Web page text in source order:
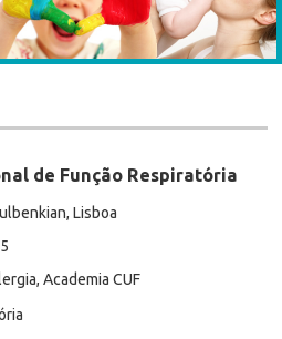
de Função Respiratória
Lisboa
Academia CUF